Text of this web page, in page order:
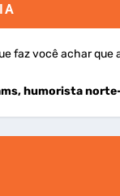
faz você achar que
humorista